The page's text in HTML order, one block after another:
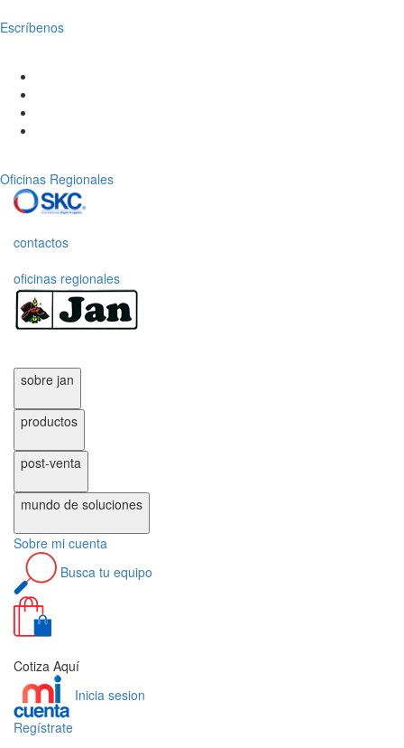
Escríbenos
Oficinas Regionales
contactos
oficinas regionales
sobre jan
productos
post-venta
mundo de soluciones
Sobre mi cuenta
Busca tu equipo
Cotiza Aquí
Inicia sesion
Regístrate